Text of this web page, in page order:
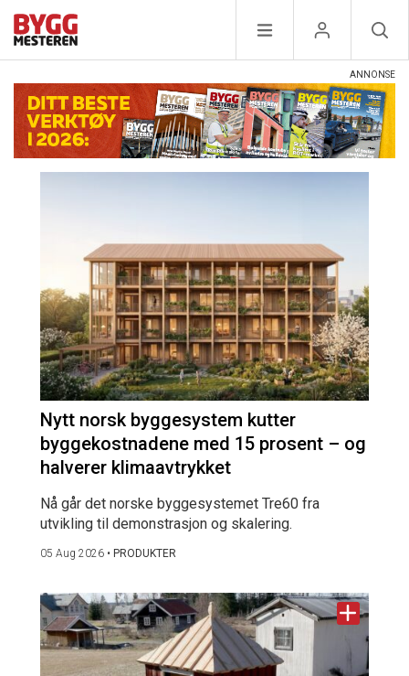
Nytt norsk byggesystem kutter
byggekostnadene med 15 prosent – og
halverer klimaavtrykket
Nå går det norske byggesystemet Tre60 fra
utvikling til demonstrasjon og skalering.
05 Aug 2026 • PRODUKTER